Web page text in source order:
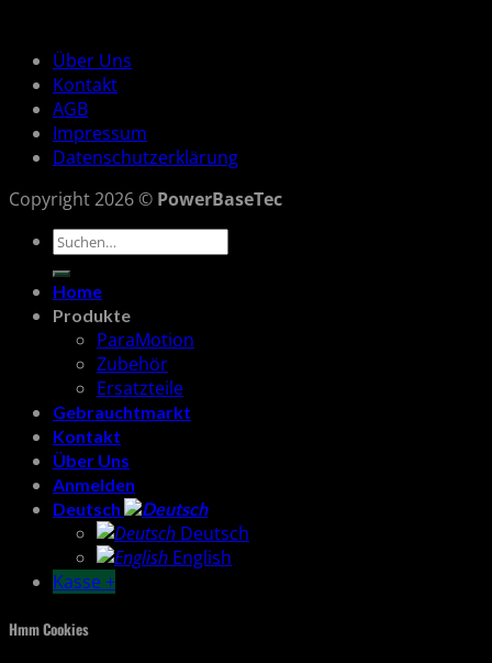
Über Uns
Kontakt
AGB
Impressum
Datenschutzerklärung
Copyright 2026 © PowerBaseTec
Suchen
Home
Produkte
ParaMotion
Zubehör
Ersatzteile
Gebrauchtmarkt
Kontakt
Über Uns
Anmelden
Deutsch
Deutsch
English
Kasse+
Hmm Cookies